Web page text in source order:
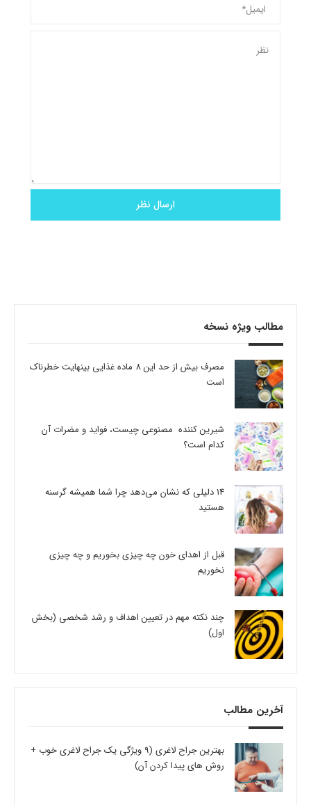
مطالب ویژه نسخه
مصرف بیش از حد این 8 ماده غذایی بینهایت خطرناک
است
شیرین کننده مصنوعی چیست، فواید و مضرات آن
کدام است؟
14 دلیلی که نشان می‌دهد چرا شما همیشه گرسنه
هستید
قبل از اهدای خون چه چیزی بخوریم و چه چیزی
نخوریم
چند نکته مهم در تعیین اهداف و رشد شخصی (بخش
اول)
آخرین مطالب
بهترین جراح لاغری (9 ویژگی یک جراح لاغری خوب +
روش های پیدا کردن آن)